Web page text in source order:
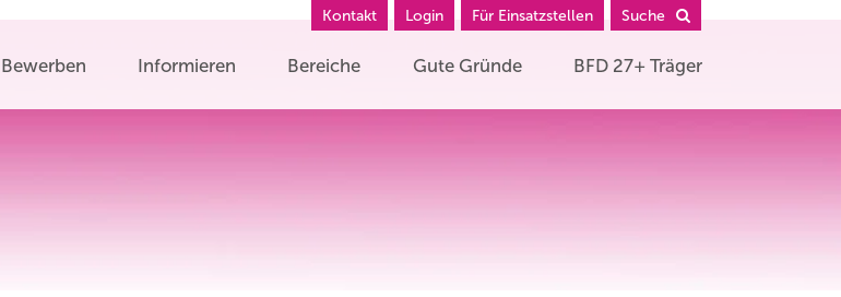
Kontakt Login Für Einsatzstellen Suche
Bewerben Informieren Bereiche Gute Gründe BFD 27+ Träger